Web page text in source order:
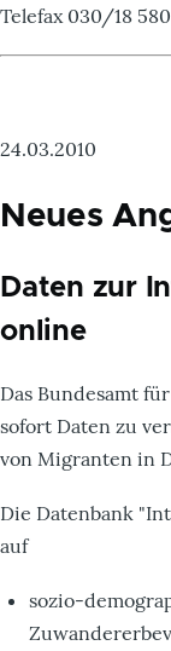
Telefax 030/18
24.03.2010
Neues
Daten zur
online
Das Bundesamt
sofort Daten zu
von Migranten in
Die Datenbank
auf
sozio-